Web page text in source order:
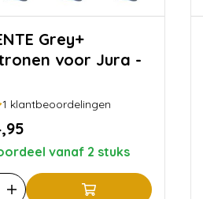
Grey+
voor Jura -
1 klantbeoordelingen
vanaf 2 stuks